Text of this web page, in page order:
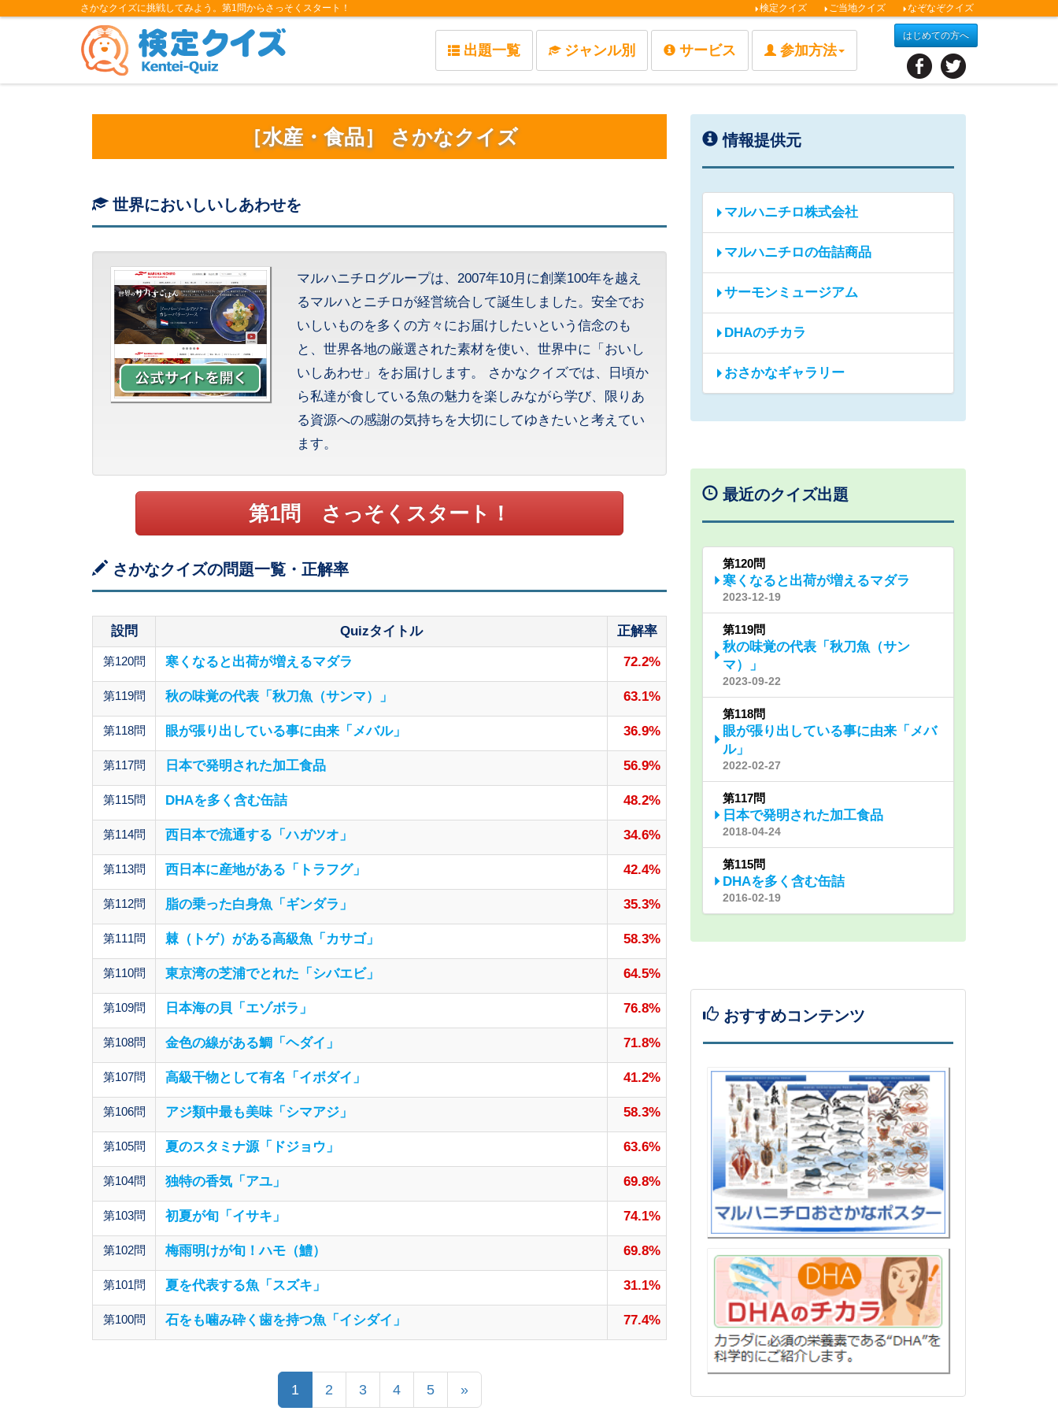
さかなクイズに挑戦してみよう。第1問からさっそくスタート！ 検定クイズ ご当地クイズ なぞなぞクイズ
出題一覧 ジャンル別 サービス 参加方法
はじめての方へ
［水産・食品］ さかなクイズ
世界においしいしあわせを
マルハニチログループは、2007年10月に創業100年を越え
るマルハとニチロが経営統合して誕生しました。安全でお
いしいものを多くの方々にお届けしたいという信念のも
と、世界各地の厳選された素材を使い、世界中に「おいし
いしあわせ」をお届けします。 さかなクイズでは、日頃か
ら私達が食している魚の魅力を楽しみながら学び、限りあ
る資源への感謝の気持ちを大切にしてゆきたいと考えてい
ます。
第1問 さっそくスタート！
さかなクイズの問題一覧・正解率
設問 Quizタイトル 正解率
第120問 寒くなると出荷が増えるマダラ 72.2%
第119問 秋の味覚の代表「秋刀魚（サンマ）」 63.1%
第118問 眼が張り出している事に由来「メバル」 36.9%
第117問 日本で発明された加工食品 56.9%
第115問 DHAを多く含む缶詰 48.2%
第114問 西日本で流通する「ハガツオ」 34.6%
第113問 西日本に産地がある「トラフグ」 42.4%
第112問 脂の乗った白身魚「ギンダラ」 35.3%
第111問 棘（トゲ）がある高級魚「カサゴ」 58.3%
第110問 東京湾の芝浦でとれた「シバエビ」 64.5%
第109問 日本海の貝「エゾボラ」 76.8%
第108問 金色の線がある鯛「ヘダイ」 71.8%
第107問 高級干物として有名「イボダイ」 41.2%
第106問 アジ類中最も美味「シマアジ」 58.3%
第105問 夏のスタミナ源「ドジョウ」 63.6%
第104問 独特の香気「アユ」 69.8%
第103問 初夏が旬「イサキ」 74.1%
第102問 梅雨明けが旬！ハモ（鱧） 69.8%
第101問 夏を代表する魚「スズキ」 31.1%
第100問 石をも噛み砕く歯を持つ魚「イシダイ」 77.4%
1 2 3 4 5 »
情報提供元
マルハニチロ株式会社
マルハニチロの缶詰商品
サーモンミュージアム
DHAのチカラ
おさかなギャラリー
最近のクイズ出題
第120問
寒くなると出荷が増えるマダラ
2023-12-19
第119問
秋の味覚の代表「秋刀魚（サン
マ）」
2023-09-22
第118問
眼が張り出している事に由来「メバ
ル」
2022-02-27
第117問
日本で発明された加工食品
2018-04-24
第115問
DHAを多く含む缶詰
2016-02-19
おすすめコンテンツ